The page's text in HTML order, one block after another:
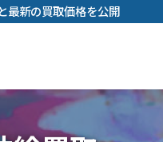
最新の買取価格を公開